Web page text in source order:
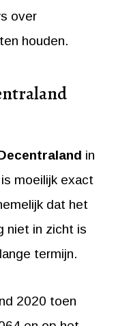
over
houden.
in
moeilijk exact
dat het
niet in zicht is
termijn.
2020 toen